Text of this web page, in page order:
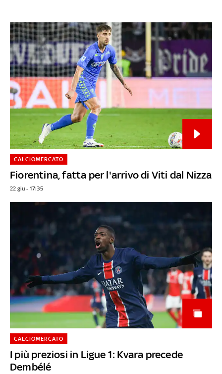
Fiorentina, fatta per l'arrivo di Viti dal Nizza
CALCIOMERCATO
22 giu - 17:35
I più preziosi in Ligue 1: Kvara precede
Dembélé
CALCIOMERCATO